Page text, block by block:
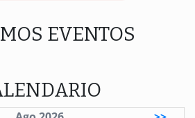
EVENTOS